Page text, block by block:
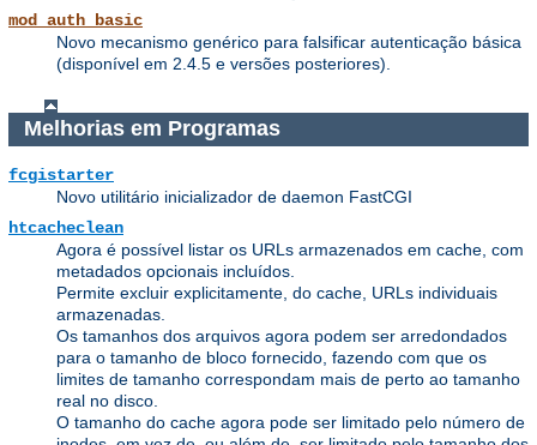
mod_auth_basic
Novo mecanismo genérico para falsificar autenticação básica
(disponível em 2.4.5 e versões posteriores).
Melhorias em Programas
fcgistarter
Novo utilitário inicializador de daemon FastCGI
htcacheclean
Agora é possível listar os URLs armazenados em cache, com
metadados opcionais incluídos.
Permite excluir explicitamente, do cache, URLs individuais
armazenadas.
Os tamanhos dos arquivos agora podem ser arredondados
para o tamanho de bloco fornecido, fazendo com que os
limites de tamanho correspondam mais de perto ao tamanho
real no disco.
O tamanho do cache agora pode ser limitado pelo número de